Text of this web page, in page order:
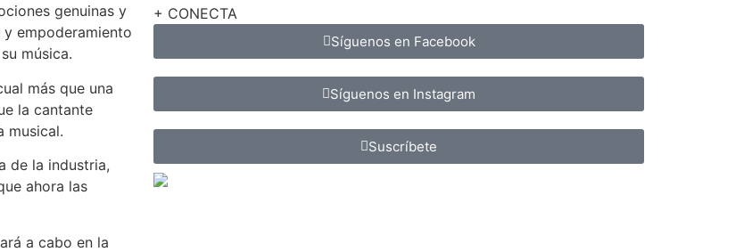
genuinas y
empoderamiento
música.
más que una
la cantante
musical.
de la industria,
ahora las
a cabo en la
+ CONECTA
Síguenos en Facebook
Síguenos en Instagram
Suscríbete